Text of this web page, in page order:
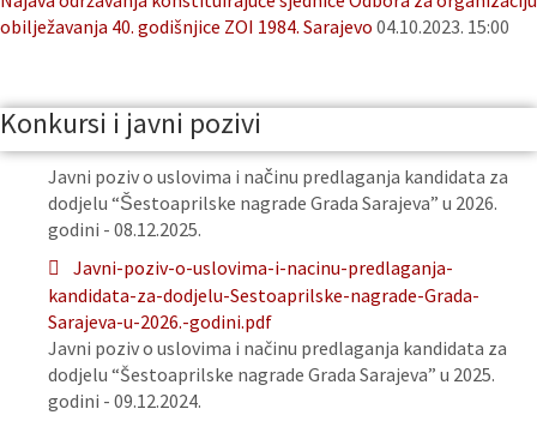
obilježavanja 40. godišnjice ZOI 1984. Sarajevo 04.10.2023. 15:00
Konkursi i javni pozivi
Javni poziv o uslovima i načinu predlaganja kandidata za
dodjelu “Šestoaprilske nagrade Grada Sarajeva” u 2026.
godini - 08.12.2025.
Javni-poziv-o-uslovima-i-nacinu-predlaganja-
kandidata-za-dodjelu-Sestoaprilske-nagrade-Grada-
Sarajeva-u-2026.-godini.pdf
Javni poziv o uslovima i načinu predlaganja kandidata za
dodjelu “Šestoaprilske nagrade Grada Sarajeva” u 2025.
godini - 09.12.2024.